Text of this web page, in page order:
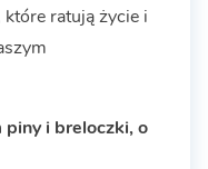
które ratują życie i
i breloczki, o